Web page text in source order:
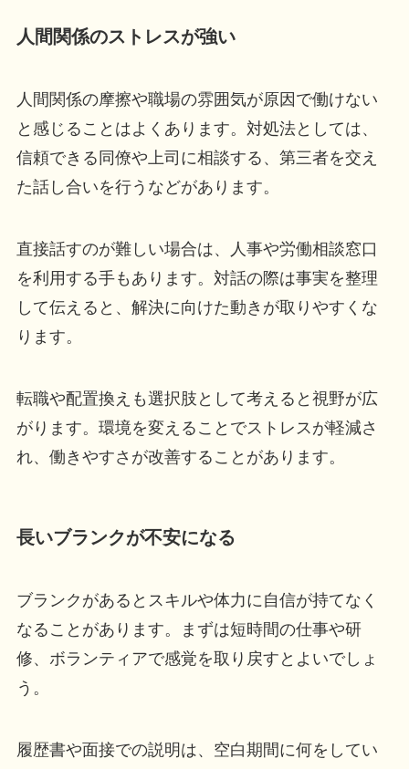
人間関係のストレスが強い
人間関係の摩擦や職場の雰囲気が原因で働けない
と感じることはよくあります。対処法としては、
信頼できる同僚や上司に相談する、第三者を交え
た話し合いを行うなどがあります。
直接話すのが難しい場合は、人事や労働相談窓口
を利用する手もあります。対話の際は事実を整理
して伝えると、解決に向けた動きが取りやすくな
ります。
転職や配置換えも選択肢として考えると視野が広
がります。環境を変えることでストレスが軽減さ
れ、働きやすさが改善することがあります。
長いブランクが不安になる
ブランクがあるとスキルや体力に自信が持てなく
なることがあります。まずは短時間の仕事や研
修、ボランティアで感覚を取り戻すとよいでしょ
う。
履歴書や面接での説明は、空白期間に何をしてい